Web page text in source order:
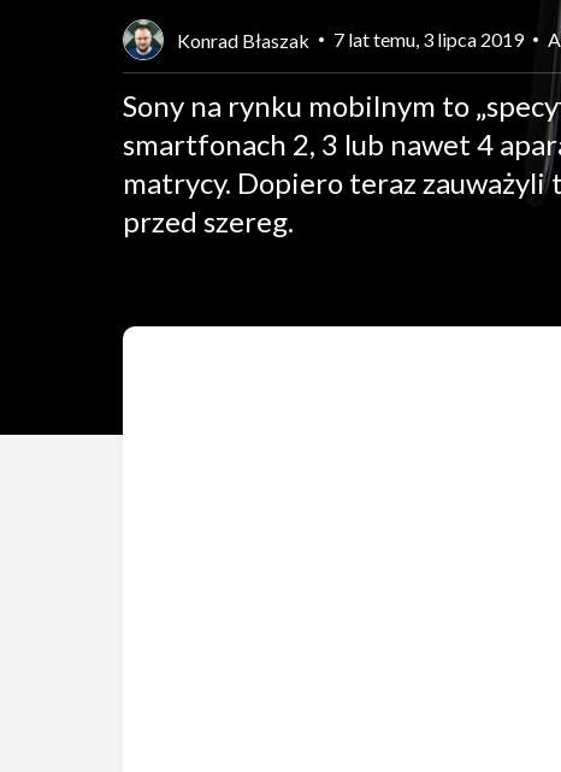
Konrad Błaszak 7 lat temu, 3 lipca 2019
Sony na rynku mobilnym to
smartfonach 2, 3 lub nawet 4
matrycy. Dopiero teraz zauważyli
przed szereg.